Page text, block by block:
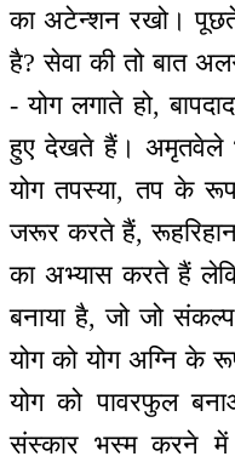
का अटेन्शन रखो।
है? सेवा की तो बात
- योग लगाते हो,
हुए देखते हैं। अमृतवेले
योग तपस्या, तप के
जरूर करते हैं,
का अभ्यास करते हैं
बनाया है, जो जो संकल्प
योग को योग अग्नि के
योग को पावरफुल
संस्कार भस्म करने